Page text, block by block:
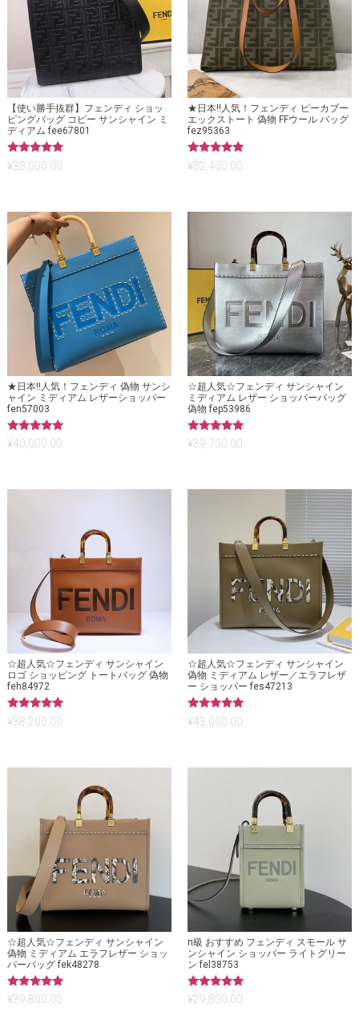
【使い勝手抜群】フェンディ ショッ
ピングバッグ コピー サンシャイン ミ
ディアム fee67801
5段階中
5.00
¥38,000.00
★日本!!人気！フェンディ ピーカブー
エックストート 偽物 FFウール バッグ
fez95363
5段階中
5.00
¥32,400.00
★日本!!人気！フェンディ 偽物 サンシ
ャイン ミディアム レザーショッパー
fen57003
5段階中
5.00
¥40,000.00
☆超人気☆フェンディ サンシャイン
ミディアム レザー ショッパーバッグ
偽物 fep53986
5段階中
5.00
¥39,700.00
☆超人気☆フェンディ サンシャイン
ロゴ ショッピング トートバッグ 偽物
feh84972
5段階中
5.00
¥38,200.00
☆超人気☆フェンディ サンシャイン
偽物 ミディアム レザー／エラフレザ
ー ショッパー fes47213
5段階中
5.00
¥43,000.00
☆超人気☆フェンディ サンシャイン
偽物 ミディアム エラフレザー ショッ
パーバッグ fek48278
5段階中
5.00
¥39,800.00
n級 おすすめ フェンディ スモール サ
ンシャイン ショッパー ライトグリー
ン fel38753
5段階中
5.00
¥29,800.00